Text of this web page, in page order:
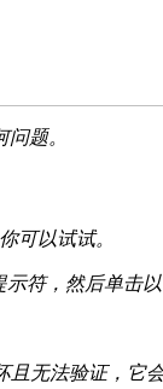
题。
可以试试。
符，然后单击以
无法验证，它